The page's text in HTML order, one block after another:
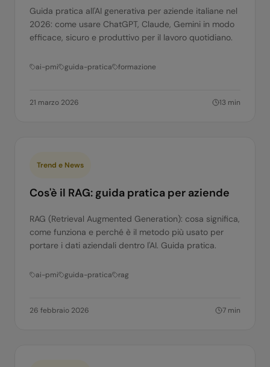
Guida pratica all'AI generativa per aziende italiane nel
2026: come usare ChatGPT, Claude, Gemini in modo
efficace, sicuro e produttivo per il lavoro quotidiano.
ai-pmi guida-pratica formazione
21 marzo 2026 13 min
Trend e News
Cos'è il RAG: guida pratica per aziende
RAG (Retrieval Augmented Generation): cosa significa,
come funziona e perché è il metodo più usato per
portare i dati aziendali dentro l'AI. Guida pratica.
ai-pmi guida-pratica rag
26 febbraio 2026 7 min